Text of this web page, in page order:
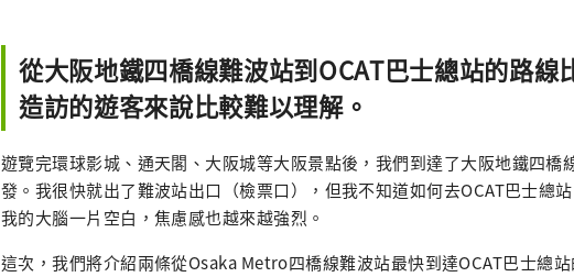
從大阪地鐵四橋線難波站到OCAT巴士總站的路線
造訪的遊客來說比較難以理解。
遊覽完環球影城、通天閣、大阪城等大阪景點後，我們到達了大阪地鐵四橋
發。我很快就出了難波站出口（檢票口），但我不知道如何去OCAT巴士總
我的大腦一片空白，焦慮感也越來越強烈。
這次，我們將介紹兩條從Osaka Metro四橋線難波站最快到達OCAT巴士總